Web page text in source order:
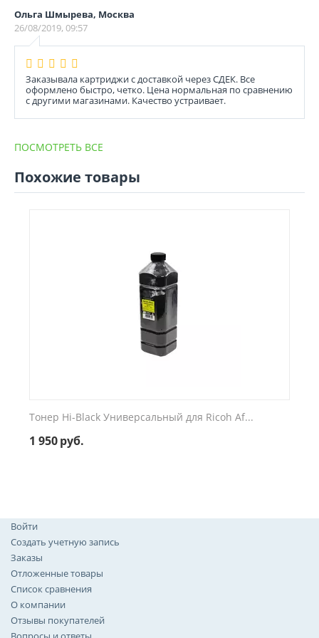
Ольга Шмырева, Москва
26/08/2019, 09:57
Заказывала картриджи с доставкой через СДЕК. Все
оформлено быстро, четко. Цена нормальная по сравнению
с другими магазинами. Качество устраивает.
ПОСМОТРЕТЬ ВСЕ
Похожие товары
Тонер Hi-Black Универсальный для Ricoh Af...
1 950руб.
Войти
Создать учетную запись
Заказы
Отложенные товары
Список сравнения
О компании
Отзывы покупателей